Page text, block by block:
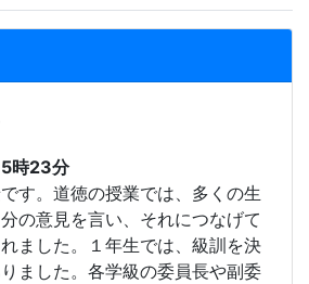
時23分
す。道徳の授業では、多くの生
の意見を言い、それにつなげて
ました。１年生では、級訓を決
ました。各学級の委員長や副委